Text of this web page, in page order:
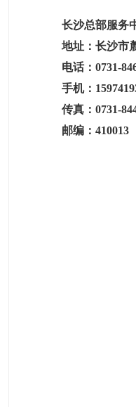
长沙总部服务
地址：长沙市
电话：0731-
手机：
传真：0731-
邮编：410013